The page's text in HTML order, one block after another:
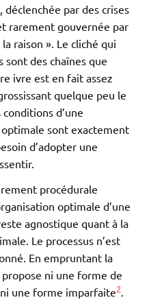
par des crises
rarement gouvernée par
raison ». Le cliché qui
des chaînes que
ivre est en fait assez
quelque peu le
d’une
sont exactement
d’adopter une
procédurale
optimale d’une
agnostique quant à la
Le processus n’est
En empruntant la
ni une forme de
une forme imparfaite2.